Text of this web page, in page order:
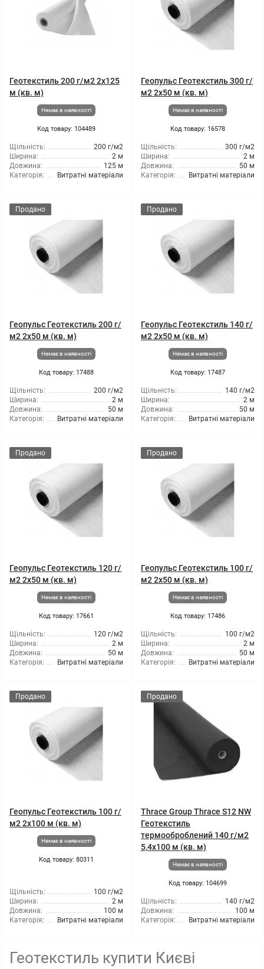
Геотекстиль 200 г/м2 2x125
м (кв. м)
Немає в наявності
Код товару: 104489
Щільність:
200 г/м2
Ширина:
2 м
Довжина:
125 м
Категорія:
Витратні матеріали
Геопульс Геотекстиль 300 г/
м2 2x50 м (кв. м)
Немає в наявності
Код товару: 16578
Щільність:
300 г/м2
Ширина:
2 м
Довжина:
50 м
Категорія:
Витратні матеріали
Продано
Геопульс Геотекстиль 200 г/
м2 2x50 м (кв. м)
Немає в наявності
Код товару: 17488
Щільність:
200 г/м2
Ширина:
2 м
Довжина:
50 м
Категорія:
Витратні матеріали
Продано
Геопульс Геотекстиль 140 г/
м2 2x50 м (кв. м)
Немає в наявності
Код товару: 17487
Щільність:
140 г/м2
Ширина:
2 м
Довжина:
50 м
Категорія:
Витратні матеріали
Продано
Геопульс Геотекстиль 120 г/
м2 2x50 м (кв. м)
Немає в наявності
Код товару: 17661
Щільність:
120 г/м2
Ширина:
2 м
Довжина:
50 м
Категорія:
Витратні матеріали
Продано
Геопульс Геотекстиль 100 г/
м2 2x50 м (кв. м)
Немає в наявності
Код товару: 17486
Щільність:
100 г/м2
Ширина:
2 м
Довжина:
50 м
Категорія:
Витратні матеріали
Продано
Геопульс Геотекстиль 100 г/
м2 2x100 м (кв. м)
Немає в наявності
Код товару: 80311
Щільність:
100 г/м2
Ширина:
2 м
Довжина:
100 м
Категорія:
Витратні матеріали
Продано
Thrace Group Thrace S12 NW
Геотекстиль
термооброблений 140 г/м2
5,4x100 м (кв. м)
Немає в наявності
Код товару: 104699
Щільність:
140 г/м2
Довжина:
100 м
Категорія:
Витратні матеріали
Геотекстиль купити Києві